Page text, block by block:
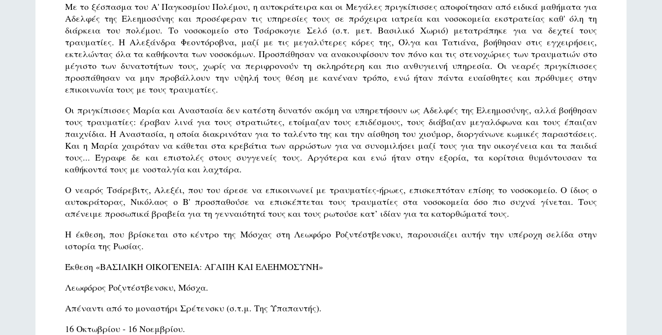
Με το ξέσπασμα του Α' Παγκοσμίου Πολέμου, η αυτοκράτειρα και οι Μεγάλες πριγκίπισσες αποφοίτησαν από ειδικά μαθήματα για
Αδελφές της Ελεημοσύνης και προσέφεραν τις υπηρεσίες τους σε πρόχειρα ιατρεία και νοσοκομεία εκστρατείας καθ' όλη τη
διάρκεια του πολέμου. Το νοσοκομείο στο Τσάρσκογιε Σελό (σ.τ. μετ. Βασιλικό Χωριό) μετατράπηκε για να δεχτεί τους
τραυματίες. Η Αλεξάνδρα Φεοντόροβνα, μαζί με τις μεγαλύτερες κόρες της, Όλγα και Τατιάνα, βοήθησαν στις εγχειρήσεις,
εκτελώντας όλα τα καθήκοντα των νοσοκόμων. Προσπάθησαν να ανακουφίσουν τον πόνο και τις στενοχώριες των τραυματιών στο
μέγιστο των δυνατοτήτων τους, χωρίς να περιφρονούν τη σκληρότερη και πιο ανθυγιεινή υπηρεσία. Οι νεαρές πριγκίπισσες
προσπάθησαν να μην προβάλλουν την υψηλή τους θέση με κανέναν τρόπο, ενώ ήταν πάντα ευαίσθητες και πρόθυμες στην
επικοινωνία τους με τους τραυματίες.
Οι πριγκίπισσες Μαρία και Αναστασία δεν κατέστη δυνατόν ακόμη να υπηρετήσουν ως Αδελφές της Ελεημοσύνης, αλλά βοήθησαν
τους τραυματίες: έραβαν λινά για τους στρατιώτες, ετοίμαζαν τους επιδέσμους, τους διάβαζαν μεγαλόφωνα και τους έπαιζαν
παιχνίδια. Η Αναστασία, η οποία διακρινόταν για το ταλέντο της και την αίσθηση του χιούμορ, διοργάνωνε κωμικές παραστάσεις.
Και η Μαρία χαιρόταν να κάθεται στα κρεβάτια των αρρώστων για να συνομιλήσει μαζί τους για την οικογένεια και τα παιδιά
τους... Έγραφε δε και επιστολές στους συγγενείς τους. Αργότερα και ενώ ήταν στην εξορία, τα κορίτσια θυμόντουσαν τα
καθήκοντά τους με νοσταλγία και λαχτάρα.
Ο νεαρός Τσάρεβιτς, Αλεξέι, που του άρεσε να επικοινωνεί με τραυματίες-ήρωες, επισκεπτόταν επίσης το νοσοκομείο. Ο ίδιος ο
αυτοκράτορας, Νικόλαος ο Β' προσπαθούσε να επισκέπτεται τους τραυματίες στα νοσοκομεία όσο πιο συχνά γίνεται. Τους
απένειμε προσωπικά βραβεία για τη γενναιότητά τους και τους ρωτούσε κατ’ ιδίαν για τα κατορθώματά τους.
Η έκθεση, που βρίσκεται στο κέντρο της Μόσχας στη Λεωφόρο Ροζντέστβενσκυ, παρουσιάζει αυτήν την υπέροχη σελίδα στην
ιστορία της Ρωσίας.
Έκθεση «ΒΑΣΙΛΙΚΗ ΟΙΚΟΓΕΝΕΙΑ: ΑΓΑΠΗ ΚΑΙ ΕΛΕΗΜΟΣΥΝΗ»
Λεωφόρος Ροζντέστβενσκυ, Μόσχα.
Απέναντι από το μοναστήρι Σρέτενσκυ (σ.τ.μ. Της Υπαπαντής).
16 Οκτωβρίου - 16 Νοεμβρίου.